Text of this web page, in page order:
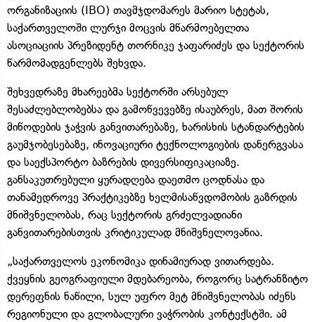
ორგანიზაციის (IBO) თავმჯდომარეს მარიო სტეტას,
საქართველოში ლურჯი მოცვის მწარმოებელთა
ასოციაციის პრეზიდენტ თორნიკე ჯაფარიძეს და სექტორის
წარმომადგენლებს შეხვდა.
შეხვედრაზე მხარეებმა სექტორში არსებულ
შესაძლებლობებსა და გამოწვევებზე ისაუბრეს, მათ შორის
მიწოდების ჯაჭვის განვითარებაზე, ხარისხის სტანდარტების
გაუმჯობესებაზე, ინოვაციური ტექნოლოგიების დანერგვასა
და საექსპორტო ბაზრების დივერსიფიკაციაზე.
განსაკუთრებული ყურადღება დაეთმო ცოდნასა და
თანამედროვე პრაქტიკებზე ხელმისაწვდომობის გაზრდის
მნიშვნელობას, რაც სექტორის გრძელვადიანი
განვითარებისთვის კრიტიკულად მნიშვნელოვანია.
„საქართველოს ეკონომიკა დინამიურად ვითარდება.
ქვეყნის გეოგრაფიული მდებარეობა, როგორც სატრანზიტო
დერეფნის ნაწილი, სულ უფრო მეტ მნიშვნელობას იძენს
რეგიონული და გლობალური ვაჭრობის კონტექსტში. ამ